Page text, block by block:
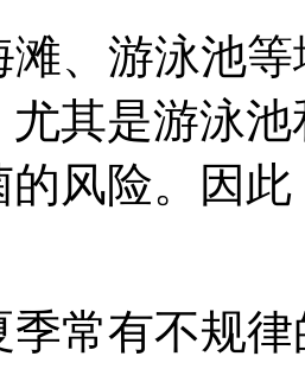
滩、游泳池
其是游泳
的风险。因
季常有不规